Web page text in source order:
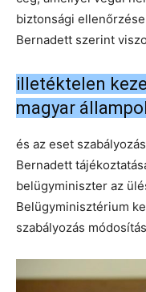
biztonsági
Bernadett szerint
illetéktelen
magyar
és az eset
Bernadett
belügyminiszter az
Belügyminisztérium
szabályozás